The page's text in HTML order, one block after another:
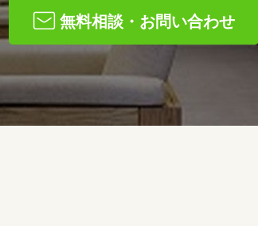
無料相談・お問い合わせ